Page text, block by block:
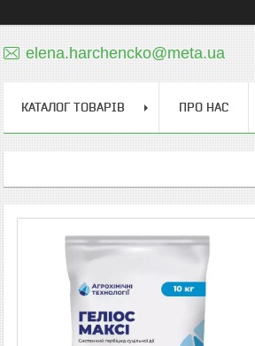
elena.harchencko@meta.ua
КАТАЛОГ ТОВАРІВ ПРО НАС